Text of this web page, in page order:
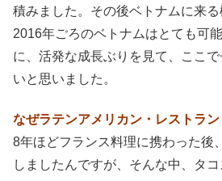
積みました。その後ベトナムに来る
2016年ごろのベトナムはとても可
に、活発な成長ぶりを見て、ここ
いと思いました。
なぜラテンアメリカン・レストラン
8年ほどフランス料理に携わった後
しましたんですが、そんな中、タ